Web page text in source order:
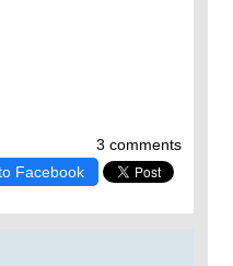
3 comments
Facebook